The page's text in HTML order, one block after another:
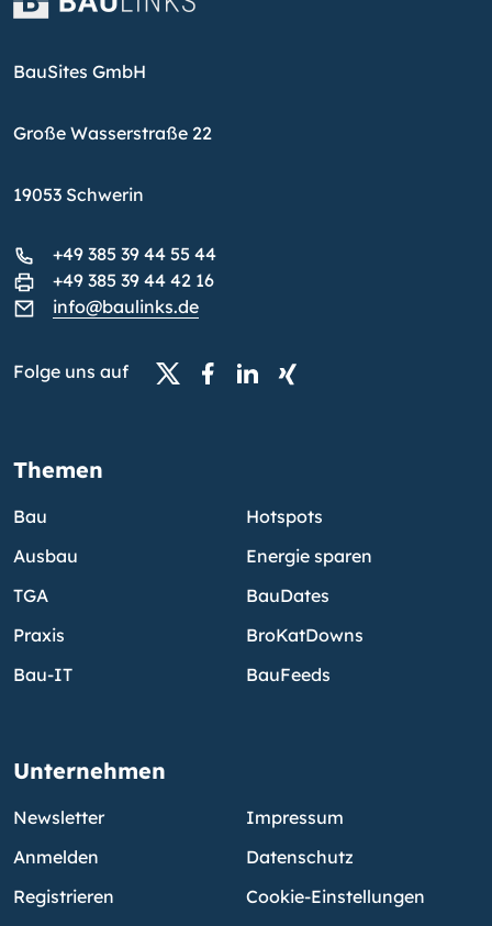
BauSites GmbH
Große Wasserstraße 22
19053 Schwerin
+49 385 39 44 55 44
+49 385 39 44 42 16
info@baulinks.de
Folge uns auf
Themen
Bau
Ausbau
TGA
Praxis
Bau-IT
Hotspots
Energie sparen
BauDates
BroKatDowns
BauFeeds
Unternehmen
Newsletter
Anmelden
Registrieren
Impressum
Datenschutz
Cookie-Einstellungen